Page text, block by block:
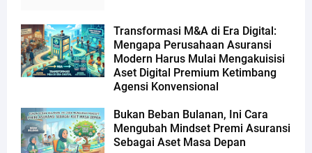
Transformasi M&A di Era Digital:
Mengapa Perusahaan Asuransi
Modern Harus Mulai Mengakuisisi
Aset Digital Premium Ketimbang
Agensi Konvensional
Bukan Beban Bulanan, Ini Cara
Mengubah Mindset Premi Asuransi
Sebagai Aset Masa Depan